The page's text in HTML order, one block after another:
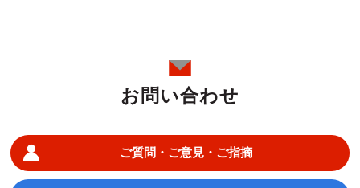
お問い合わせ
ご質問・ご意見・ご指摘